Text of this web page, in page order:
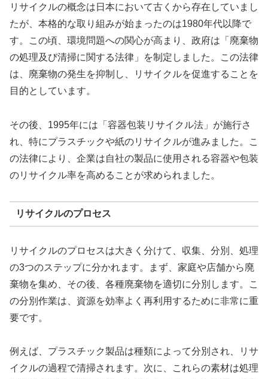
リサイクルの概念は日本において古くから存在していまし
たが、本格的な取り組みが始まったのは1980年代以降で
す。この頃、環境問題への関心が高まり、政府は「廃棄物
の処理及び清掃に関する法律」を制定しました。この法律
は、廃棄物の発生を抑制し、リサイクルを促進することを
目的としています。
その後、1995年には「容器包装リサイクル法」が施行さ
れ、特にプラスチックや紙のリサイクルが進みました。こ
の法律により、企業は自社の製品に使用される容器や包装
のリサイクル率を高めることが求められました。
リサイクルのプロセス
リサイクルのプロセスは大きく分けて、収集、分別、処理
の3つのステップに分かれます。まず、家庭や店舗から廃
棄物を集め、その後、各種廃棄物を適切に分別します。こ
の分別作業は、資源を効率よく再利用するために非常に重
要です。
例えば、プラスチック製品は種類によって分別され、リサ
イクルの過程で清掃されます。次に、これらの素材は処理